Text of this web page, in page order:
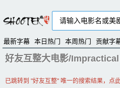
最新字幕 本日热门 本周热门 贡献字
好友互整大电影/
已跳转到 "好友互整" 唯一的搜索结果，点